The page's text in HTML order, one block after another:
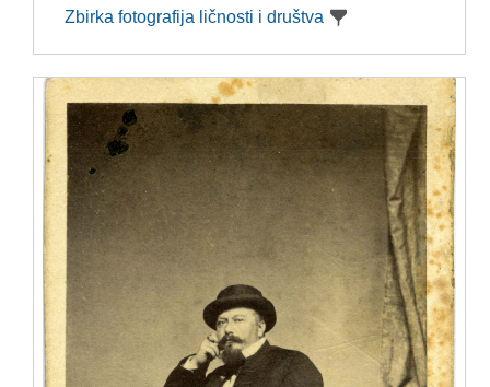
Zbirka fotografija ličnosti i društva